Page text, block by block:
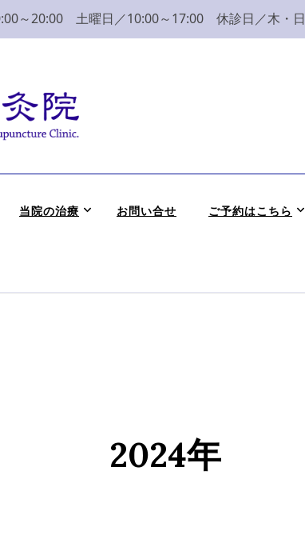
～20:00 土曜日／10:00～17:00 休診日／木・
当院の治療 お問い合せ ご予約はこちら
2024年